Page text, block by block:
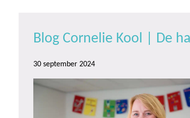
Blog Cornelie Kool | De
30 september 2024